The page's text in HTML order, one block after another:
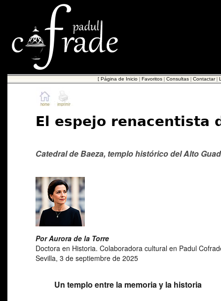
[ Página de Inicio | Favoritos | Consultas | Contactar|
El espejo renacentista
Catedral de Baeza, templo histórico del Alto
Por Aurora de la Torre
Doctora en Historia. Colaboradora cultural en Padul
Sevilla, 3 de septiembre de 2025
Un templo entre la memoria y la historia